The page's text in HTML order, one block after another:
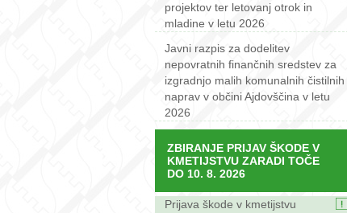
projektov ter letovanj otrok in
mladine v letu 2026
Javni razpis za dodelitev
nepovratnih finančnih sredstev za
izgradnjo malih komunalnih čistilnih
naprav v občini Ajdovščina v letu
2026
ZBIRANJE PRIJAV ŠKODE V
KMETIJSTVU ZARADI TOČE
DO 10. 8. 2026
Prijava škode v kmetijstvu